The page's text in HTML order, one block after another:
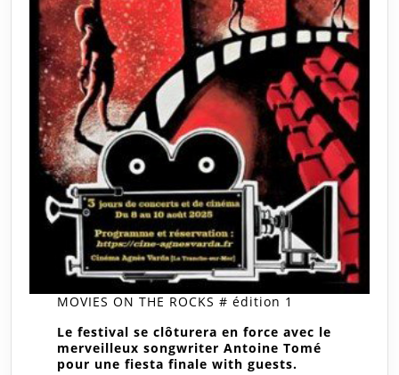
MOVIES ON THE ROCKS # édition 1
Le festival se clôturera en force avec le
merveilleux songwriter Antoine Tomé
pour une fiesta finale with guests.